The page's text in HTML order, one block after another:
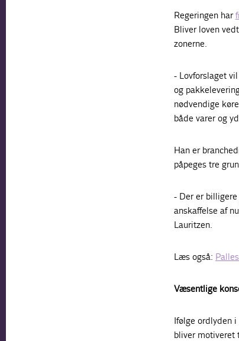
Regeringen har
Bliver loven
zonerne.
- Lovforslaget
og
nødvendige
både varer og
Han er
påpeges tre
- Der er
anskaffelse af
Lauritzen.
Læs også:
Væsentlige
Ifølge ordlyden
bliver motiveret